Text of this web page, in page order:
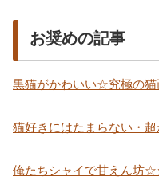
お奨めの記事
黒猫がかわいい☆究極の猫
猫好きにはたまらない・
俺たちシャイで甘えん坊☆